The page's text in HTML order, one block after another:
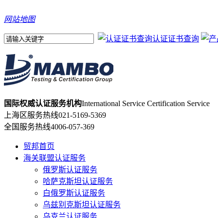
网站地图
认证证书查询
国际权威认证服务机构International Service Certification Service
上海区服务热线021-5169-5369
全国服务热线4006-057-369
贸邦首页
海关联盟认证服务
俄罗斯认证服务
哈萨克斯坦认证服务
白俄罗斯认证服务
乌兹别克斯坦认证服务
乌克兰认证服务